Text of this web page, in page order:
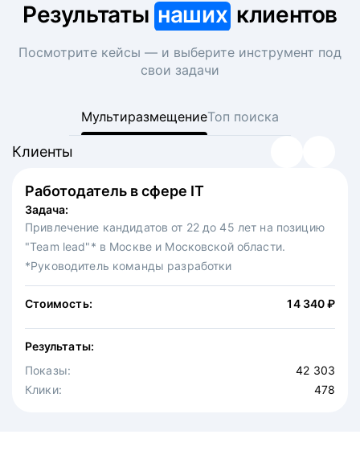
Результатынаших клиентов
Посмотрите кейсы — и выберите инструмент под
свои задачи
МультиразмещениеТоп поиска
Работодатель в сфере IT
Задача:
Привлечение кандидатов от 22 до 45 лет на позицию
"Team lead"* в Москве и Московской области.
*Руководитель команды разработки
Стоимость: 14 340 ₽
Результаты:
Показы:
42 303
Клики:
478
Клиенты
Федеральная сеть ресторанов
Задача:
Привлечение на вакансию официантов в московскую
точку известной федеральной сети ресторанов.
Стоимость: 30 875 ₽
Результаты:
Показы:
Клики:
475
Клиенты